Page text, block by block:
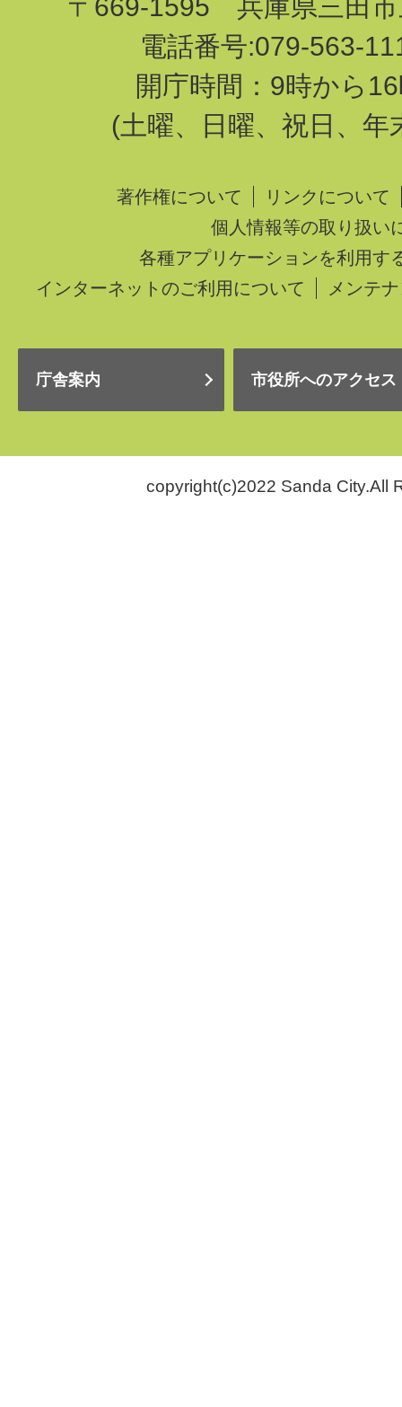
〒669-1595 兵庫県三田市
電話番号:079-563-
開庁時間：9時から
(土曜、日曜、祝日、年
著作権について
リンクについて
個人情報等の取り扱い
各種アプリケーションを利用す
インターネットのご利用について
メンテ
庁舎案内 市役所へのアクセス
copyright(c)2022 Sanda City.All